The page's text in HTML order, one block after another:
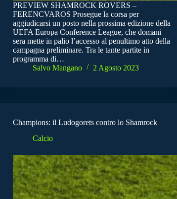
PREVIEW SHAMROCK ROVERS –
FERENCVAROS Prosegue la corsa per
aggiudicarsi un posto nella prossima edizione della
UEFA Europa Conference League, che domani
sera mette in palio l’accesso al penultimo atto della
campagna preliminare. Tra le tante partite in
programma di…
Salvo Mangano
2 Agosto 2023
Champions: il Ludogorets contro lo Shamrock
Calcio